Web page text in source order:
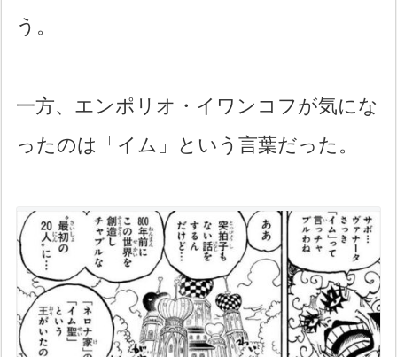
う。
一方、エンポリオ・イワンコフが気にな
ったのは「イム」という言葉だった。